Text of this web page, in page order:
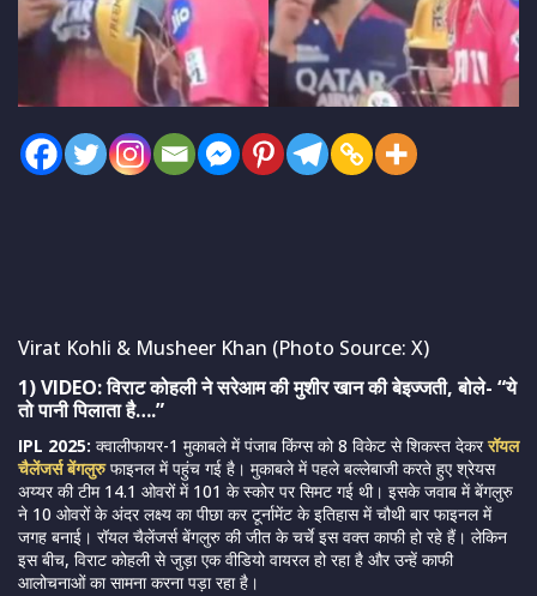
Virat Kohli & Musheer Khan (Photo Source: X)
1) VIDEO: विराट कोहली ने सरेआम की मुशीर खान की बेइज्जती, बोले- “ये
तो पानी पिलाता है….”
IPL 2025: क्वालीफायर-1 मुकाबले में पंजाब किंग्स को 8 विकेट से शिकस्त देकररॉयल
चैलेंजर्स बेंगलुरुफाइनल में पहुंच गई है। मुकाबले में पहले बल्लेबाजी करते हुए श्रेयस
अय्यर की टीम 14.1 ओवरों में 101 के स्कोर पर सिमट गई थी। इसके जवाब में बेंगलुरु
ने 10 ओवरों के अंदर लक्ष्य का पीछा कर टूर्नामेंट के इतिहास में चौथी बार फाइनल में
जगह बनाई। रॉयल चैलेंजर्स बेंगलुरु की जीत के चर्चे इस वक्त काफी हो रहे हैं। लेकिन
इस बीच, विराट कोहली से जुड़ा एक वीडियो वायरल हो रहा है और उन्हें काफी
आलोचनाओं का सामना करना पड़ा रहा है।